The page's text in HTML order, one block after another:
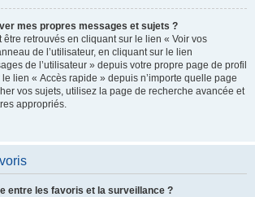
mes propres messages et sujets ?
être retrouvés en cliquant sur le lien « Voir vos
de l’utilisateur, en cliquant sur le lien
de l’utilisateur » depuis votre propre page de profil
lien « Accès rapide » depuis n’importe quelle page
vos sujets, utilisez la page de recherche avancée et
appropriés.
entre les favoris et la surveillance ?